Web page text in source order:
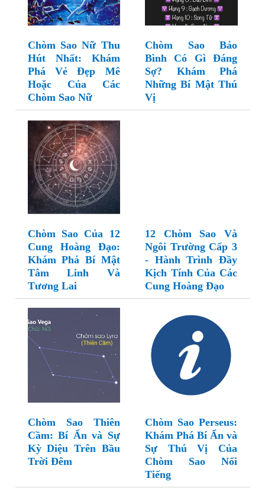
Chòm Sao Nữ Thu
Hút Nhất: Khám
Phá Vẻ Đẹp Mê
Hoặc Của Các
Chòm Sao Nữ
Chòm Sao Bảo
Bình Có Gì Đáng
Sợ? Khám Phá
Những Bí Mật Thú
Vị
Chòm Sao Của 12
Cung Hoàng Đạo:
Khám Phá Bí Mật
Tâm Linh Và
Tương Lai
12 Chòm Sao Và
Ngôi Trường Cấp 3
- Hành Trình Đầy
Kịch Tính Của Các
Cung Hoàng Đạo
Chòm Sao Thiên
Cầm: Bí Ẩn và Sự
Kỳ Diệu Trên Bầu
Trời Đêm
Chòm Sao Perseus:
Khám Phá Bí Ẩn và
Sự Thú Vị Của
Chòm Sao Nổi
Tiếng